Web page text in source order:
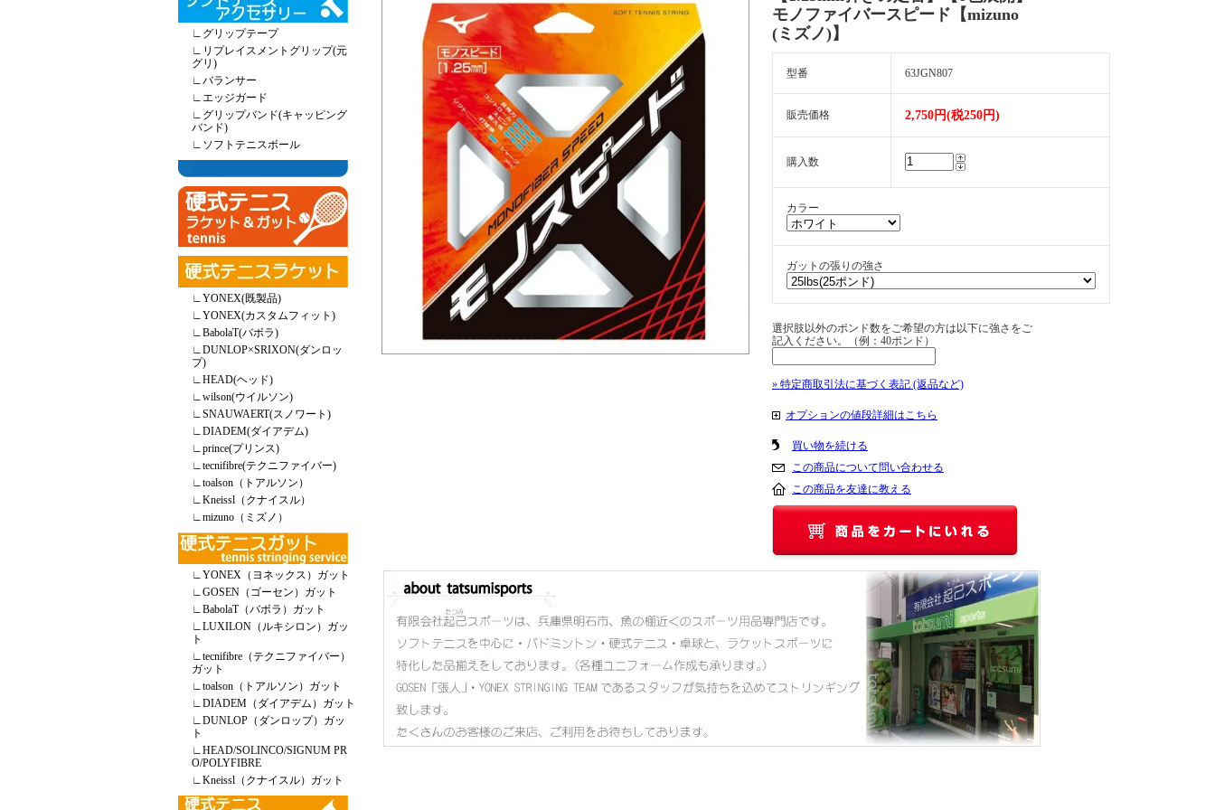
∟ グリップテープ
∟ リプレイスメントグリップ(元
グリ)
∟バランサー
∟エッジガード
∟ グリップバンド(キャッピング
バンド)
∟ ソフトテニスボール
∟YONEX(既製品)
∟YONEX(カスタムフィット)
∟BabolaT(バボラ)
∟DUNLOP×SRIXON(ダンロッ
プ)
∟HEAD(ヘッド)
∟wilson(ウイルソン)
∟SNAUWAERT(スノワート)
∟DIADEM(ダイアデム)
∟prince(プリンス)
∟tecnifibre(テクニファイバー)
∟toalson（トアルソン）
∟Kneissl（クナイスル）
∟mizuno（ミズノ）
∟YONEX（ヨネックス）ガット
∟GOSEN（ゴーセン）ガット
∟BabolaT（バボラ）ガット
∟LUXILON（ルキシロン）ガッ
ト
∟tecnifibre（テクニファイバー）
ガット
∟toalson（トアルソン）ガット
∟DIADEM（ダイアデム）ガット
∟DUNLOP（ダンロップ）ガッ
ト
∟HEAD/SOLINCO/SIGNUM PR
O/POLYFIBRE
∟Kneissl（クナイスル）ガット
モノファイバースピード【mizuno
(ミズノ)】
型番 63JGN807
販売価格 2,750円(税250円)
購入数
カラー
ガットの張りの強さ
選択肢以外のポンド数をご希望の方は以下に強さをご
記入ください。（例：40ポンド）
» 特定商取引法に基づく表記 (返品など)
オプションの値段詳細はこちら
買い物を続ける
この商品について問い合わせる
この商品を友達に教える